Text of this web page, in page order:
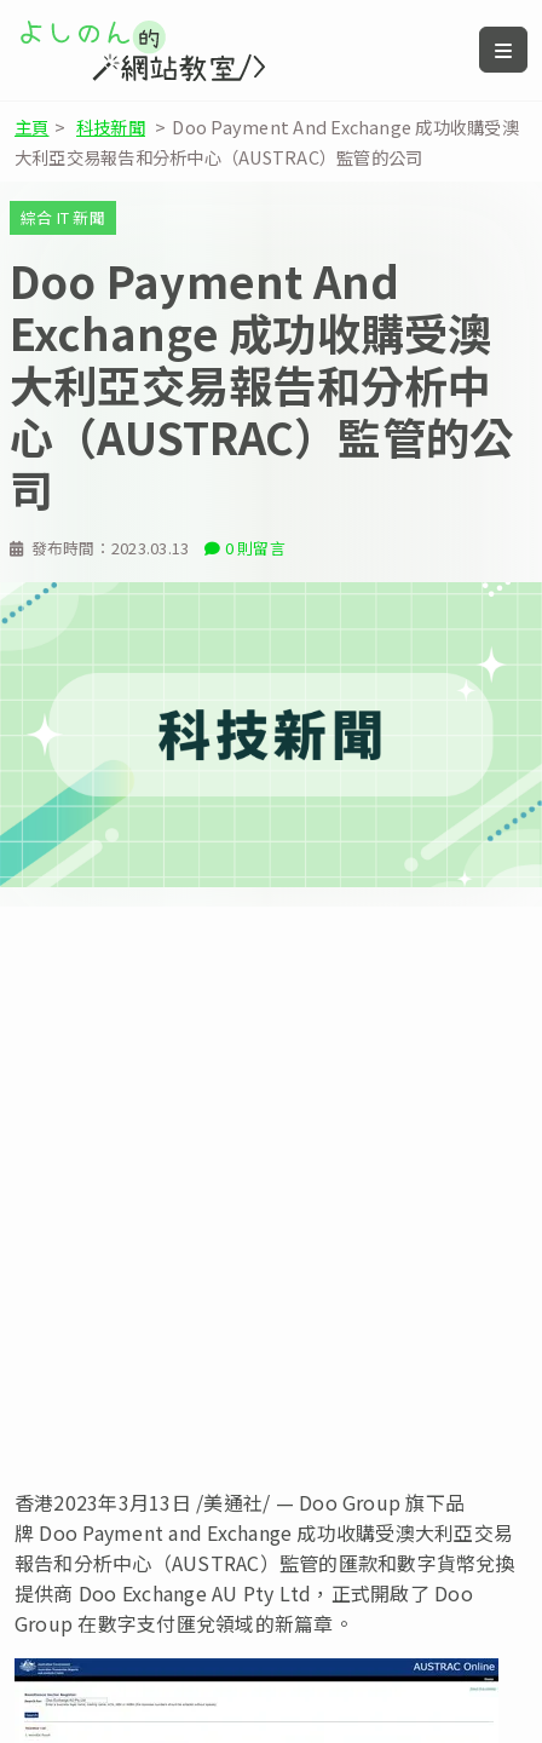
主頁 > 科技新聞 > Doo Payment And Exchange 成功收購受澳
大利亞交易報告和分析中心（AUSTRAC）監管的公司
發布時間： 2023.03.13 0 則留言
綜合 IT 新聞
Doo Payment And
Exchange 成功收購受澳
大利亞交易報告和分析中
心（AUSTRAC）監管的公
司
香港2023年3月13日 /美通社/ — Doo Group 旗下品
牌 Doo Payment and Exchange 成功收購受澳大利亞交易
報告和分析中心（AUSTRAC）監管的匯款和數字貨幣兌換
提供商 Doo Exchange AU Pty Ltd，正式開啟了 Doo
Group 在數字支付匯兌領域的新篇章。